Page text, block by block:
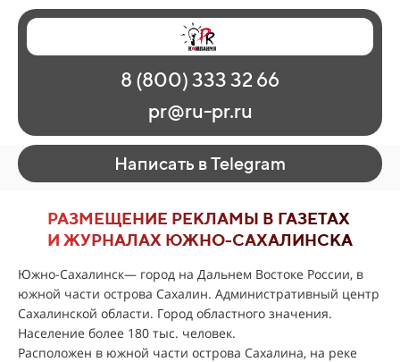
Главная
Наши работы
О рекламе
Регионы
Контакты
8 (800) 333 32 66
pr@ru-pr.ru
Написать в Telegram
РАЗМЕЩЕНИЕ РЕКЛАМЫ В ГАЗЕТАХ
И ЖУРНАЛАХ ЮЖНО-САХАЛИНСКА
Южно-Сахалинск— город на Дальнем Востоке России, в
южной части острова Сахалин. Административный центр
Сахалинской области. Город областного значения.
Население более 180 тыс. человек.
Расположен в южной части острова Сахалина, на реке